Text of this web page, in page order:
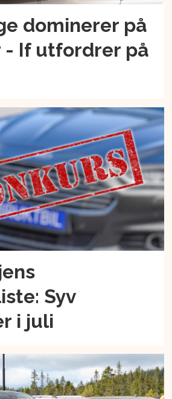
dominerer på
- If utfordrer på
Syv
i juli